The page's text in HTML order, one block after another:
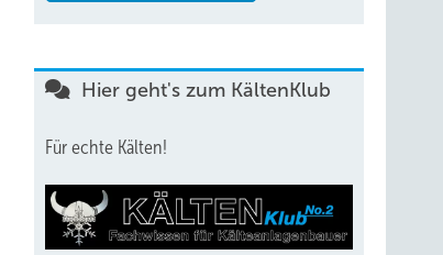
Hier geht's zum KältenKlub
Für echte Kälten!